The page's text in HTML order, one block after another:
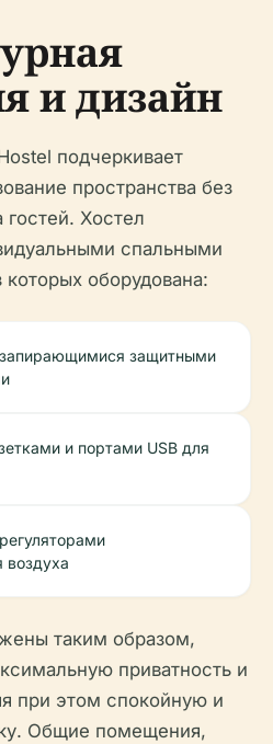
и дизайн
подчеркивает
пространства без
Хостел
спальными
оборудована:
защитными
и портами USB для
воздуха
таким образом,
приватность и
при этом спокойную и
Общие помещения,